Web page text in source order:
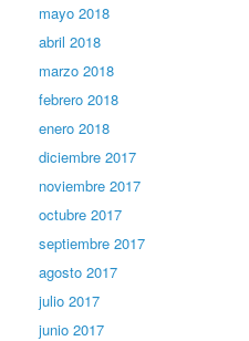
mayo 2018
abril 2018
marzo 2018
febrero 2018
enero 2018
diciembre 2017
noviembre 2017
octubre 2017
septiembre 2017
agosto 2017
julio 2017
junio 2017